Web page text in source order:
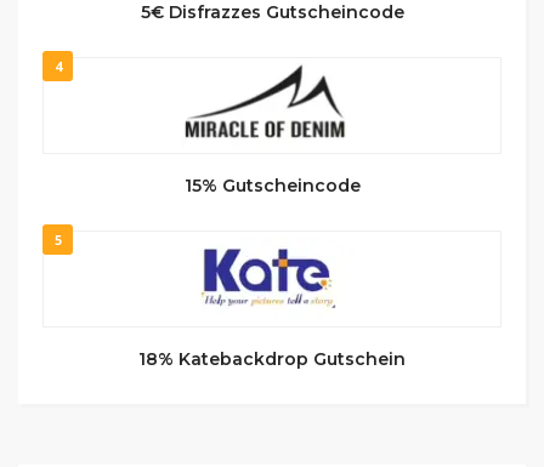
5€ Disfrazzes Gutscheincode
4
15% Gutscheincode
5
18% Katebackdrop Gutschein